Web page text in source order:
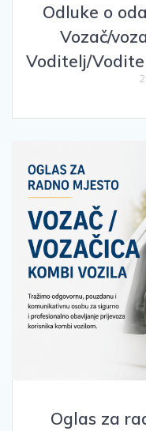
Odluke o
Vozač/
Voditelj/
Oglas za